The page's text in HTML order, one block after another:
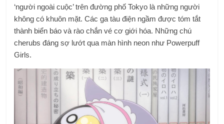
‘người ngoài cuộc’ trên đường phố Tokyo là những người
không có khuôn mặt. Các ga tàu điện ngầm được tóm tắt
thành biển báo và rào chắn vé cơ giới hóa. Những chú
cherubs đáng sợ lướt qua màn hình neon như Powerpuff
Girls.